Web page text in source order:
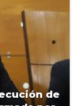
de